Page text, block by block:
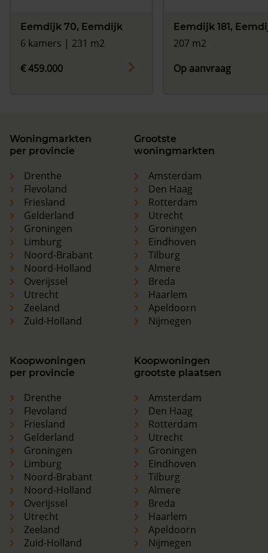
Eemdijk 70, Eemdijk
6 kamers | 231 m2
€ 459.000
Eemdijk 181,
207 m2
Op aanvraag
Woningmarkten
per provincie
Drenthe
Flevoland
Friesland
Gelderland
Groningen
Limburg
Noord-Brabant
Noord-Holland
Overijssel
Utrecht
Zeeland
Zuid-Holland
Grootste
woningmarkten
Amsterdam
Den Haag
Rotterdam
Utrecht
Groningen
Eindhoven
Tilburg
Almere
Breda
Haarlem
Apeldoorn
Nijmegen
Koopwoningen
per provincie
Drenthe
Flevoland
Friesland
Gelderland
Groningen
Limburg
Noord-Brabant
Noord-Holland
Overijssel
Utrecht
Zeeland
Zuid-Holland
Koopwoningen
grootste plaatsen
Amsterdam
Den Haag
Rotterdam
Utrecht
Groningen
Eindhoven
Tilburg
Almere
Breda
Haarlem
Apeldoorn
Nijmegen